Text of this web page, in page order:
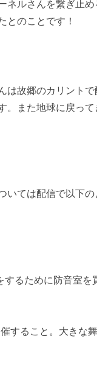
ネルさんを繋ぎ止
とのことです！
は故郷のカリント
。また地球に戻っ
いては配信で以下
るために防音室を
すること。大きな